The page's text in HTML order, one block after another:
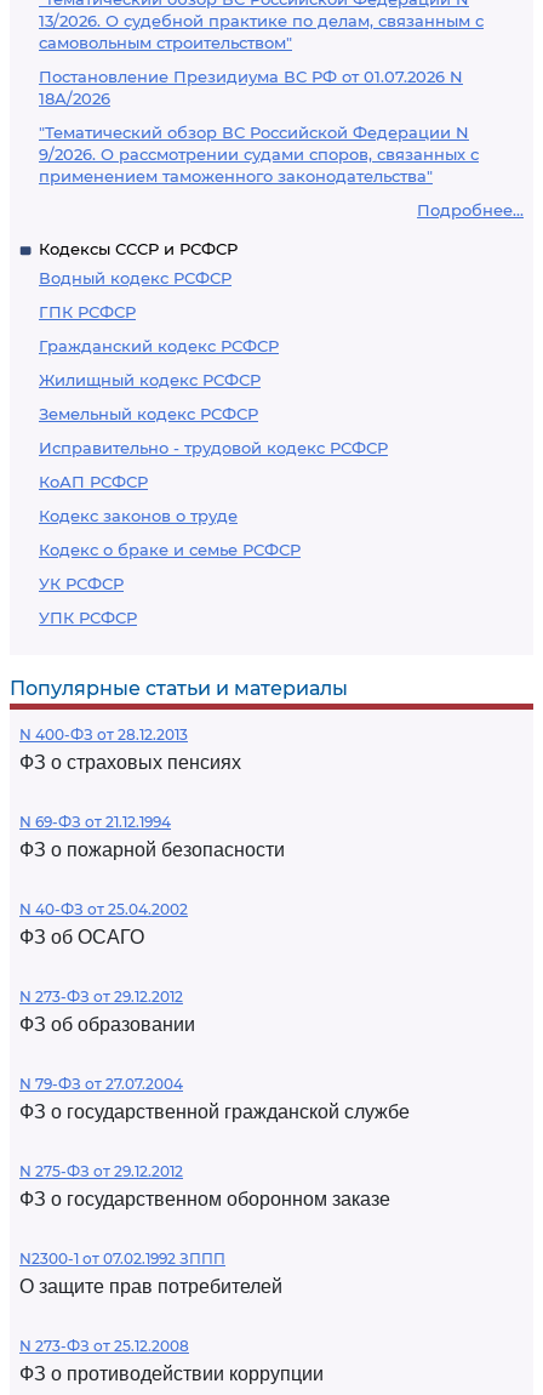
13/2026. О судебной практике по делам, связанным с
самовольным строительством"
Постановление Президиума ВС РФ от 01.07.2026 N
18А/2026
"Тематический обзор ВС Российской Федерации N
9/2026. О рассмотрении судами споров, связанных с
применением таможенного законодательства"
Подробнее...
Кодексы СССР и РСФСР
Водный кодекс РСФСР
ГПК РСФСР
Гражданский кодекс РСФСР
Жилищный кодекс РСФСР
Земельный кодекс РСФСР
Исправительно - трудовой кодекс РСФСР
КоАП РСФСР
Кодекс законов о труде
Кодекс о браке и семье РСФСР
УК РСФСР
УПК РСФСР
Популярные статьи и материалы
N 400-ФЗ от 28.12.2013
ФЗ о страховых пенсиях
N 69-ФЗ от 21.12.1994
ФЗ о пожарной безопасности
N 40-ФЗ от 25.04.2002
ФЗ об ОСАГО
N 273-ФЗ от 29.12.2012
ФЗ об образовании
N 79-ФЗ от 27.07.2004
ФЗ о государственной гражданской службе
N 275-ФЗ от 29.12.2012
ФЗ о государственном оборонном заказе
N2300-1 от 07.02.1992 ЗППП
О защите прав потребителей
N 273-ФЗ от 25.12.2008
ФЗ о противодействии коррупции